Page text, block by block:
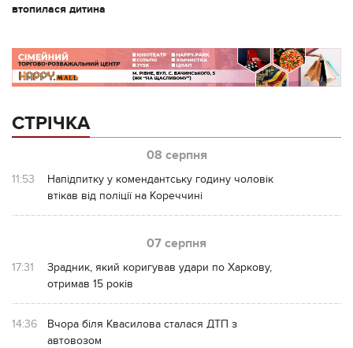
втопилася дитина
СТРІЧКА
08 серпня
11:53
Напідпитку у комендантську годину чоловік
втікав від поліції на Кореччині
07 серпня
17:31
Зрадник, який коригував удари по Харкову,
отримав 15 років
14:36
Вчора біля Квасилова сталася ДТП з
автовозом